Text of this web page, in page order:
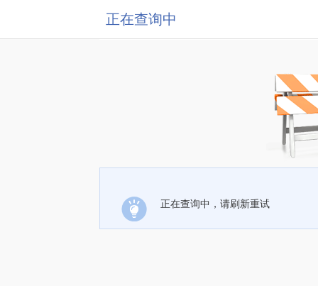
正在查询中
正在查询中，请刷新重试